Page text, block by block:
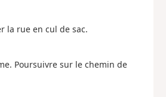
la rue en cul de sac.
Poursuivre sur le chemin de